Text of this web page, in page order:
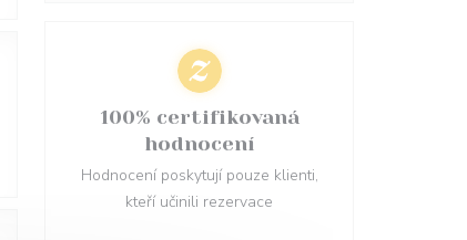
100% certifikovaná
hodnocení
Hodnocení poskytují pouze klienti,
kteří učinili rezervace